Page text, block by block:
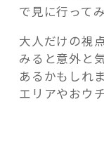
で見に行って
大人だけの視
みると意外と
あるかもしれ
エリアやおウ